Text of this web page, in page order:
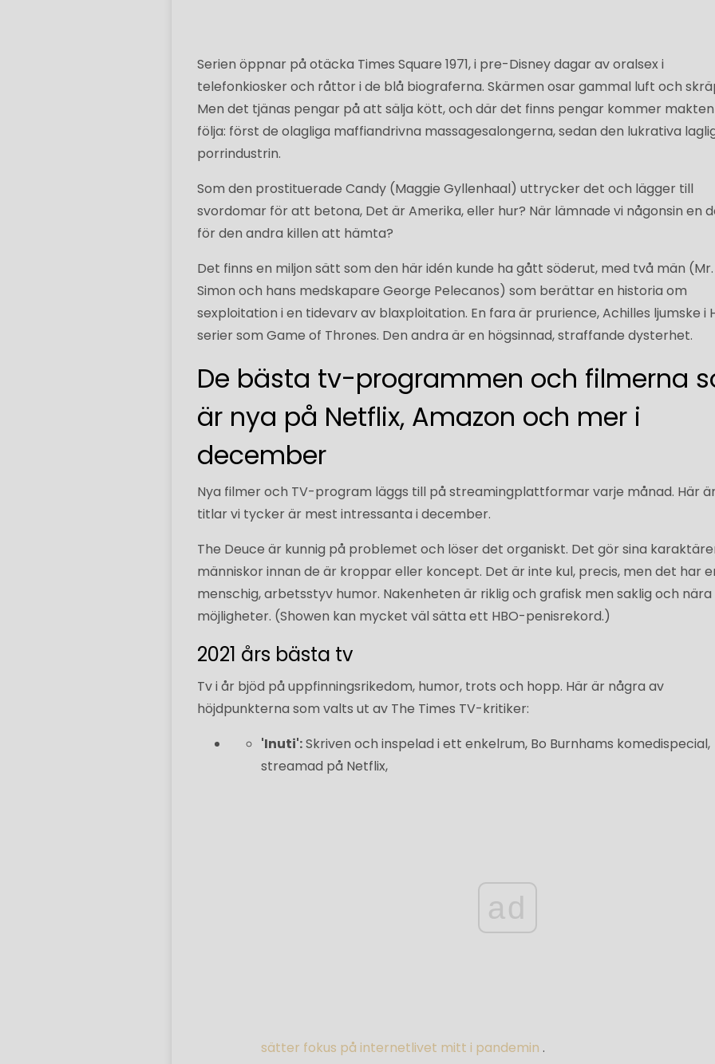
Serien öppnar på otäcka Times Square 1971, i pre-Disney dagar av oralsex i
telefonkiosker och råttor i de blå biograferna. Skärmen osar gammal luft och
Men det tjänas pengar på att sälja kött, och där det finns pengar kommer
följa: först de olagliga maffiandrivna massagesalongerna, sedan den lukrativa
porrindustrin.
Som den prostituerade Candy (Maggie Gyllenhaal) uttrycker det och lägger till
svordomar för att betona, Det är Amerika, eller hur? När lämnade vi någonsin en
för den andra killen att hämta?
Det finns en miljon sätt som den här idén kunde ha gått söderut, med två män (Mr.
Simon och hans medskapare George Pelecanos) som berättar en historia om
sexploitation i en tidevarv av blaxploitation. En fara är prurience, Achilles ljumske i
serier som Game of Thrones. Den andra är en högsinnad, straffande dysterhet.
De bästa tv-programmen och filmerna
är nya på Netflix, Amazon och mer i
december
Nya filmer och TV-program läggs till på streamingplattformar varje månad. Här
titlar vi tycker är mest intressanta i december.
The Deuce är kunnig på problemet och löser det organiskt. Det gör sina
människor innan de är kroppar eller koncept. Det är inte kul, precis, men det har
menschig, arbetsstyv humor. Nakenheten är riklig och grafisk men saklig och nära
möjligheter. (Showen kan mycket väl sätta ett HBO-penisrekord.)
2021 års bästa tv
Tv i år bjöd på uppfinningsrikedom, humor, trots och hopp. Här är några av
höjdpunkterna som valts ut av The Times TV-kritiker:
'Inuti':Skriven och inspelad i ett enkelrum, Bo Burnhams komedispecial,
streamad på Netflix,
ad
sätter fokus på internetlivet mitt i pandemin .